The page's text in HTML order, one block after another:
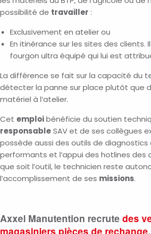
possibilité de travailler :
Exclusivement en atelier ou
En itinérance sur les sites des clients.
fourgon ultra équipé qui lui est
La différence se fait sur la capacité du
détecter la panne sur place plutôt que
matériel à l’atelier.
Cet emploibénéficie du soutien
responsableSAV et de ses collègues
possède aussi des outils de diagnostics
performants et l’appui des hotlines des
que soit l’outil, le technicien reste
l’accomplissement de ses missions.
Axxel Manutention recrute des